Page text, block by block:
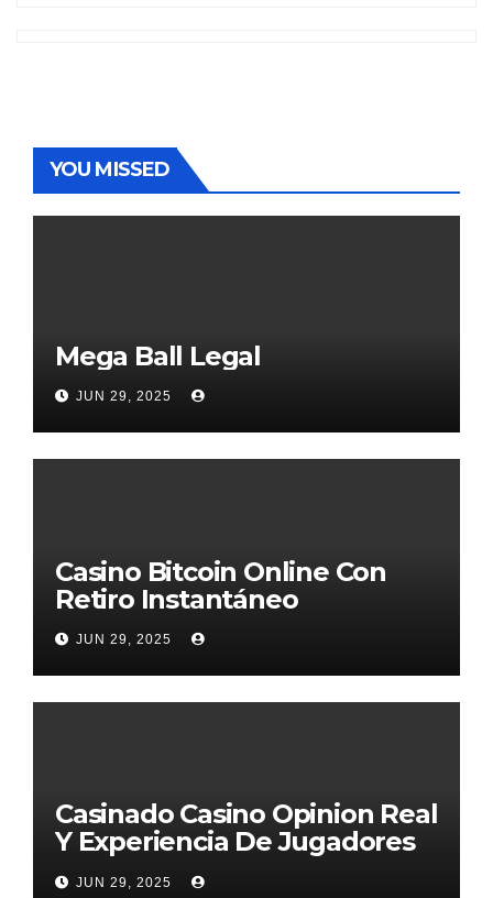
YOU MISSED
Mega Ball Legal
JUN 29, 2025
Casino Bitcoin Online Con
Retiro Instantáneo
JUN 29, 2025
Casinado Casino Opinion Real
Y Experiencia De Jugadores
2026
JUN 29, 2025